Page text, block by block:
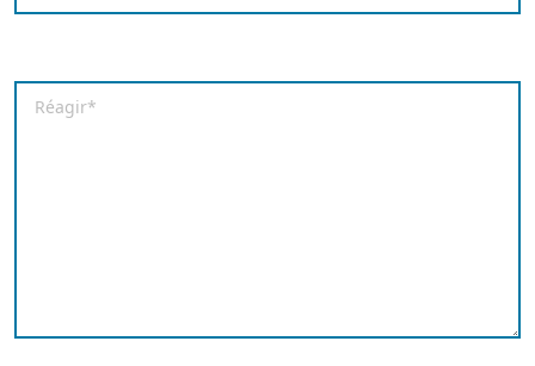
Commentaire